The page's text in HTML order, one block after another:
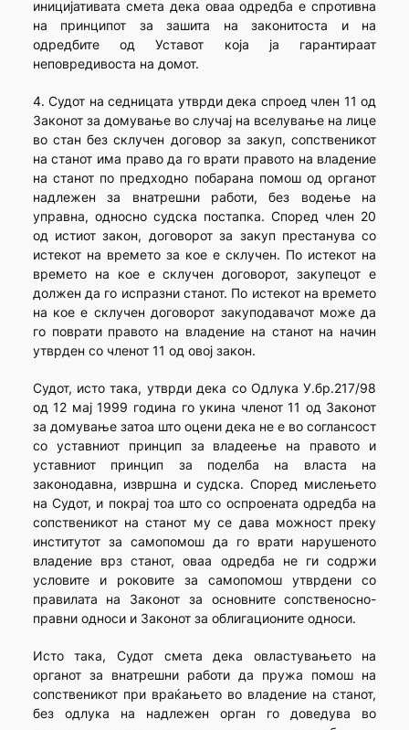
иницијативата смета дека оваа одредба е спротивна
на принципот за зашита на законитоста и на
одредбите од Уставот која ја гарантираат
неповредивоста на домот.
4. Судот на седницата утврди дека спроед член 11 од
Законот за домување во случај на вселување на лице
во стан без склучен договор за закуп, сопственикот
на станот има право да го врати правото на владение
на станот по предходно побарана помош од органот
надлежен за внатрешни работи, без водење на
управна, односно судска постапка. Според член 20
од истиот закон, договорот за закуп престанува со
истекот на времето за кое е склучен. По истекот на
времето на кое е склучен договорот, закупецот е
должен да го испразни станот. По истекот на времето
на кое е склучен договорот закуподавачот може да
го поврати правото на владение на станот на начин
утврден со членот 11 од овој закон.
Судот, исто така, утврди дека со Одлука У.бр.217/98
од 12 мај 1999 година го укина членот 11 од Законот
за домување затоа што оцени дека не е во соглансост
со уставниот принцип за владеење на правото и
уставниот принцип за поделба на власта на
законодавна, извршна и судска. Според мислењето
на Судот, и покрај тоа што со оспроената одредба на
сопственикот на станот му се дава можност преку
институтот за самопомош да го врати нарушеното
владение врз станот, оваа одредба не ги содржи
условите и роковите за самопомош утврдени со
правилата на Законот за основните сопственосно-
правни односи и Законот за облигационите односи.
Исто така, Судот смета дека овластувањето на
органот за внатрешни работи да пружа помош на
сопственикот при враќањето во владение на станот,
без одлука на надлежен орган го доведува во